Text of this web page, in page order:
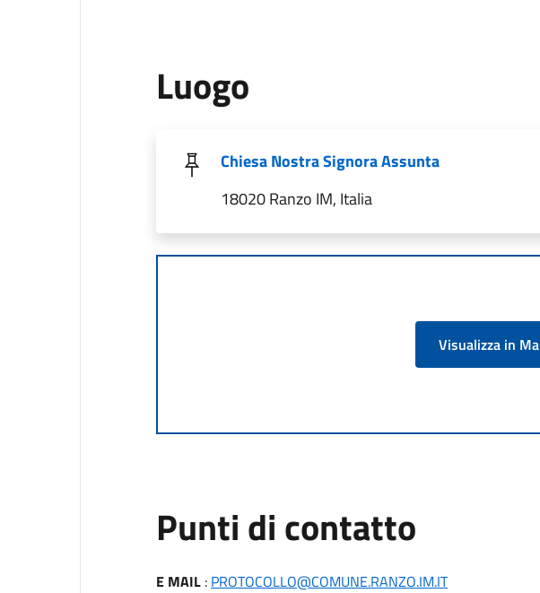
Luogo
Chiesa Nostra Signora Assunta
18020 Ranzo IM, Italia
Visualizza in
Punti di contatto
E MAIL: PROTOCOLLO@COMUNE.RANZO.IM.IT